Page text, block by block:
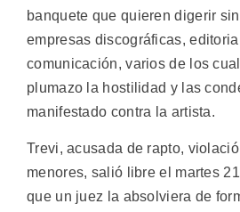
banquete que quieren digerir
empresas discográficas,
comunicación, varios de los
plumazo la hostilidad y las
manifestado contra la artista.
Trevi, acusada de rapto,
menores, salió libre el martes
que un juez la absolviera de